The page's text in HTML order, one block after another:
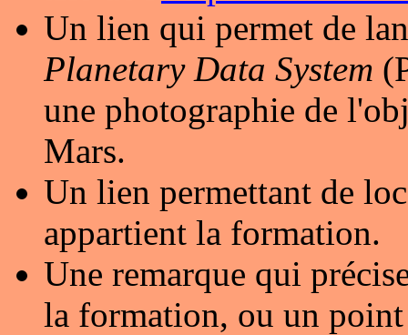
Un lien qui permet de
Planetary Data System
une photographie de
Mars.
Un lien permettant de
appartient la formation.
Une remarque qui
la formation, ou un